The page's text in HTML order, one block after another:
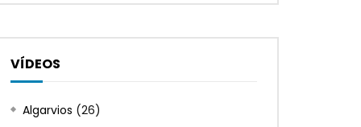
VÍDEOS
Algarvios (26)